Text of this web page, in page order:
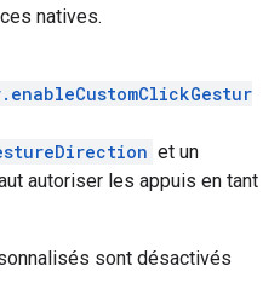
natives.
et un
autoriser les appuis en tant
sont désactivés